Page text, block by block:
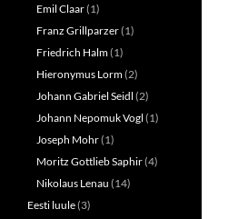
Emil Claar(1)
Franz Grillparzer(1)
Friedrich Halm(1)
Hieronymus Lorm(2)
Johann Gabriel Seidl (2)
Johann Nepomuk Vogl (1)
Joseph Mohr(1)
Moritz Gottlieb Saphir(4)
Nikolaus Lenau (14)
Eesti luule(3)